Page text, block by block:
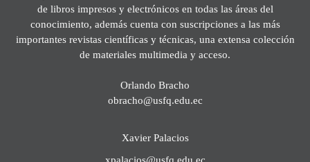
de libros impresos y electrónicos en todas las áreas del
conocimiento, además cuenta con suscripciones a las más
importantes revistas científicas y técnicas, una extensa colección
de materiales multimedia y acceso.
Orlando Bracho
obracho@usfq.edu.ec
Xavier Palacios
xpalacios@usfq.edu.ec